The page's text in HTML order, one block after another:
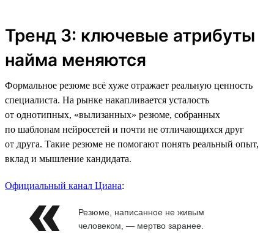
Тренд 3: ключевые атрибуты
найма меняются
Формальное резюме всё хуже отражает реальную ценность
специалиста. На рынке накапливается усталость
от однотипных, «вылизанных» резюме, собранных
по шаблонам нейросетей и почти не отличающихся друг
от друга. Такие резюме не помогают понять реальный опыт,
вклад и мышление кандидата.
Официальный канал Циана:
Резюме, написанное не живым
человеком, — мертво заранее.